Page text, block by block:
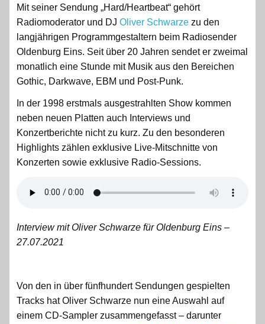
Mit seiner Sendung „Hard/Heartbeat“ gehört
Radiomoderator und DJ Oliver Schwarze zu den
langjährigen Programmgestaltern beim Radiosender
Oldenburg Eins. Seit über 20 Jahren sendet er zweimal
monatlich eine Stunde mit Musik aus den Bereichen
Gothic, Darkwave, EBM und Post-Punk.
In der 1998 erstmals ausgestrahlten Show kommen
neben neuen Platten auch Interviews und
Konzertberichte nicht zu kurz. Zu den besonderen
Highlights zählen exklusive Live-Mitschnitte von
Konzerten sowie exklusive Radio-Sessions.
Interview mit Oliver Schwarze für Oldenburg Eins –
27.07.2021
Von den in über fünfhundert Sendungen gespielten
Tracks hat Oliver Schwarze nun eine Auswahl auf
einem CD-Sampler zusammengefasst – darunter